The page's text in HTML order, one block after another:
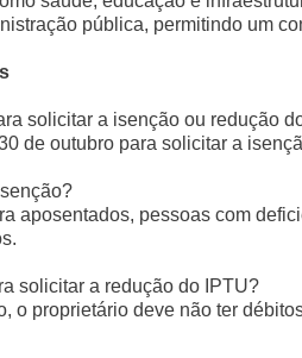
pública, permitindo um
solicitar a isenção ou redução
de outubro para solicitar a
aposentados, pessoas com
solicitar a redução do IPTU?
o proprietário deve não ter